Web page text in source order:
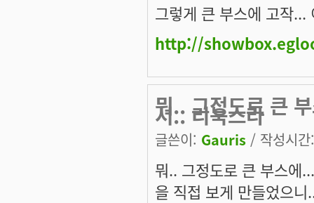
그렇게 큰 부스에 고작...
http://
뭐.. 그정도로 큰
서.. 리눅스라
글쓴이: Gauris / 작성시
뭐.. 그정도로 큰 부스에
을 직접 보게 만들었으